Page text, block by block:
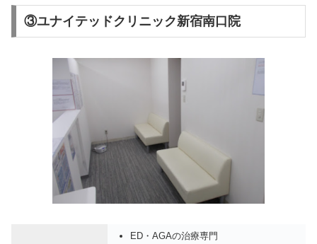
③ユナイテッドクリニック新宿南口院
ED・AGAの治療専門